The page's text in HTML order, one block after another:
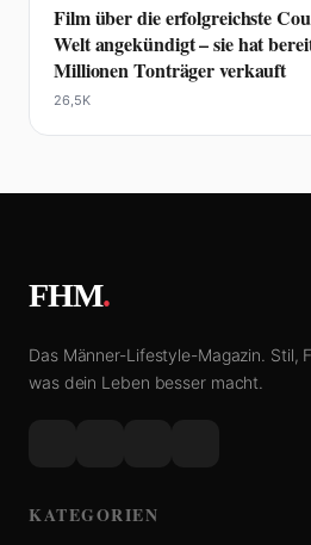
Film über die erfolgreichste
Welt angekündigt – sie hat
Millionen Tonträger verkauft
26,5K
FHM.
Das Männer-Lifestyle-Magazin. Stil,
was dein Leben besser macht.
KATEGORIEN